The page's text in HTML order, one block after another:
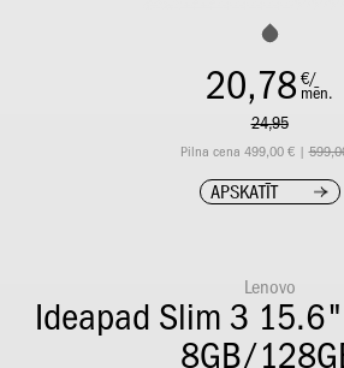
20,78 €/
mēn.
24,95
Pilna cena 499,00 € |
APSKATĪT
Lenovo
Ideapad Slim 3
8GB/